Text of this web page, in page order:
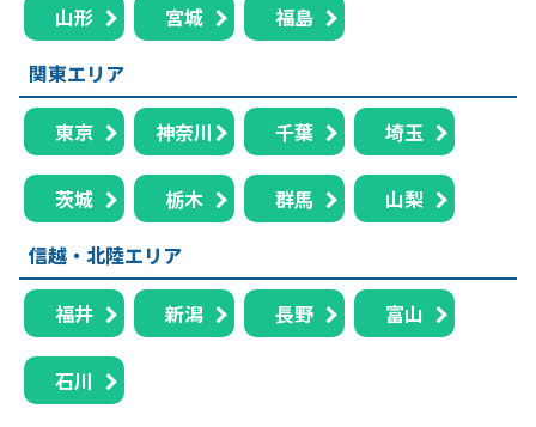
山形 宮城
福島
関東エリア
東京 神奈川 千葉 埼玉
茨城 栃木 群馬
山梨
信越・北陸エリア
福井 新潟 長野 富山
石川